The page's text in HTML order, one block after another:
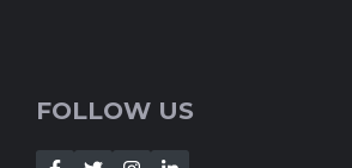
FOLLOW US